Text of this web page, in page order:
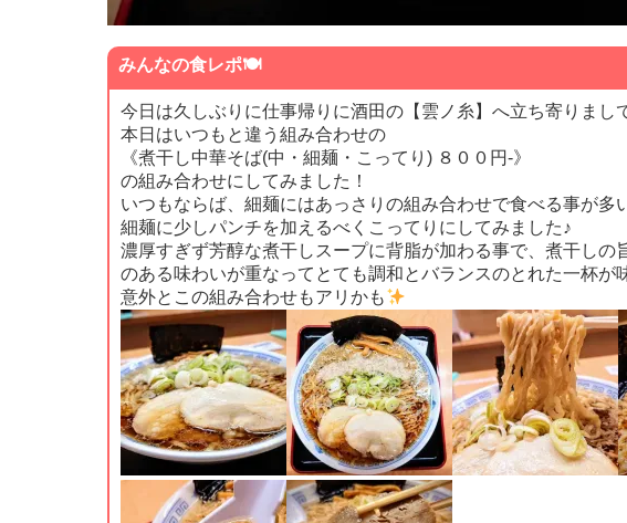
みんなの食レポ🍽
今日は久しぶりに仕事帰りに酒田の【雲ノ糸】へ立ち寄りまし
本日はいつもと違う組み合わせの
《煮干し中華そば(中・細麺・こってり) ８００円-》
の組み合わせにしてみました！
いつもならば、細麺にはあっさりの組み合わせで食べる事が多
細麺に少しパンチを加えるべくこってりにしてみました♪
濃厚すぎず芳醇な煮干しスープに背脂が加わる事で、煮干しの
のある味わいが重なってとても調和とバランスのとれた一杯が
意外とこの組み合わせもアリかも